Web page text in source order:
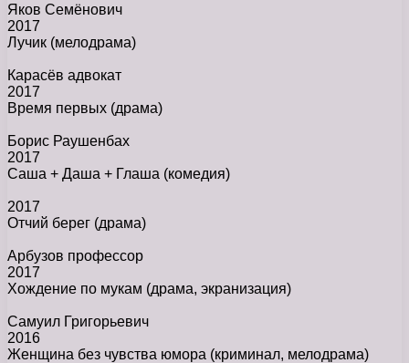
Яков Семёнович
2017
Лучик (мелодрама)
Карасёв адвокат
2017
Время первых (драма)
Борис Раушенбах
2017
Саша + Даша + Глаша (комедия)
2017
Отчий берег (драма)
Арбузов профессор
2017
Хождение по мукам (драма, экранизация)
Самуил Григорьевич
2016
Женщина без чувства юмора (криминал, мелодрама)